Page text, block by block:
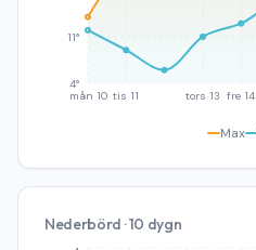
mån 10 tis 11 tors 13 fre 14
4°
11°
Max
Nederbörd · 10 dygn